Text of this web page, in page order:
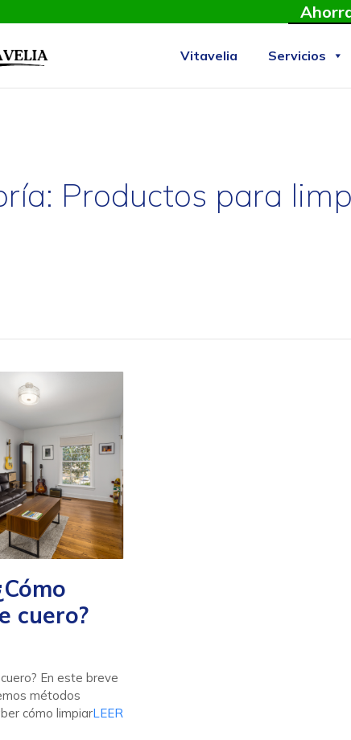
Vitavelia Servicios
Productos para
cuero?
En este breve
métodos
cómo limpiarLEER